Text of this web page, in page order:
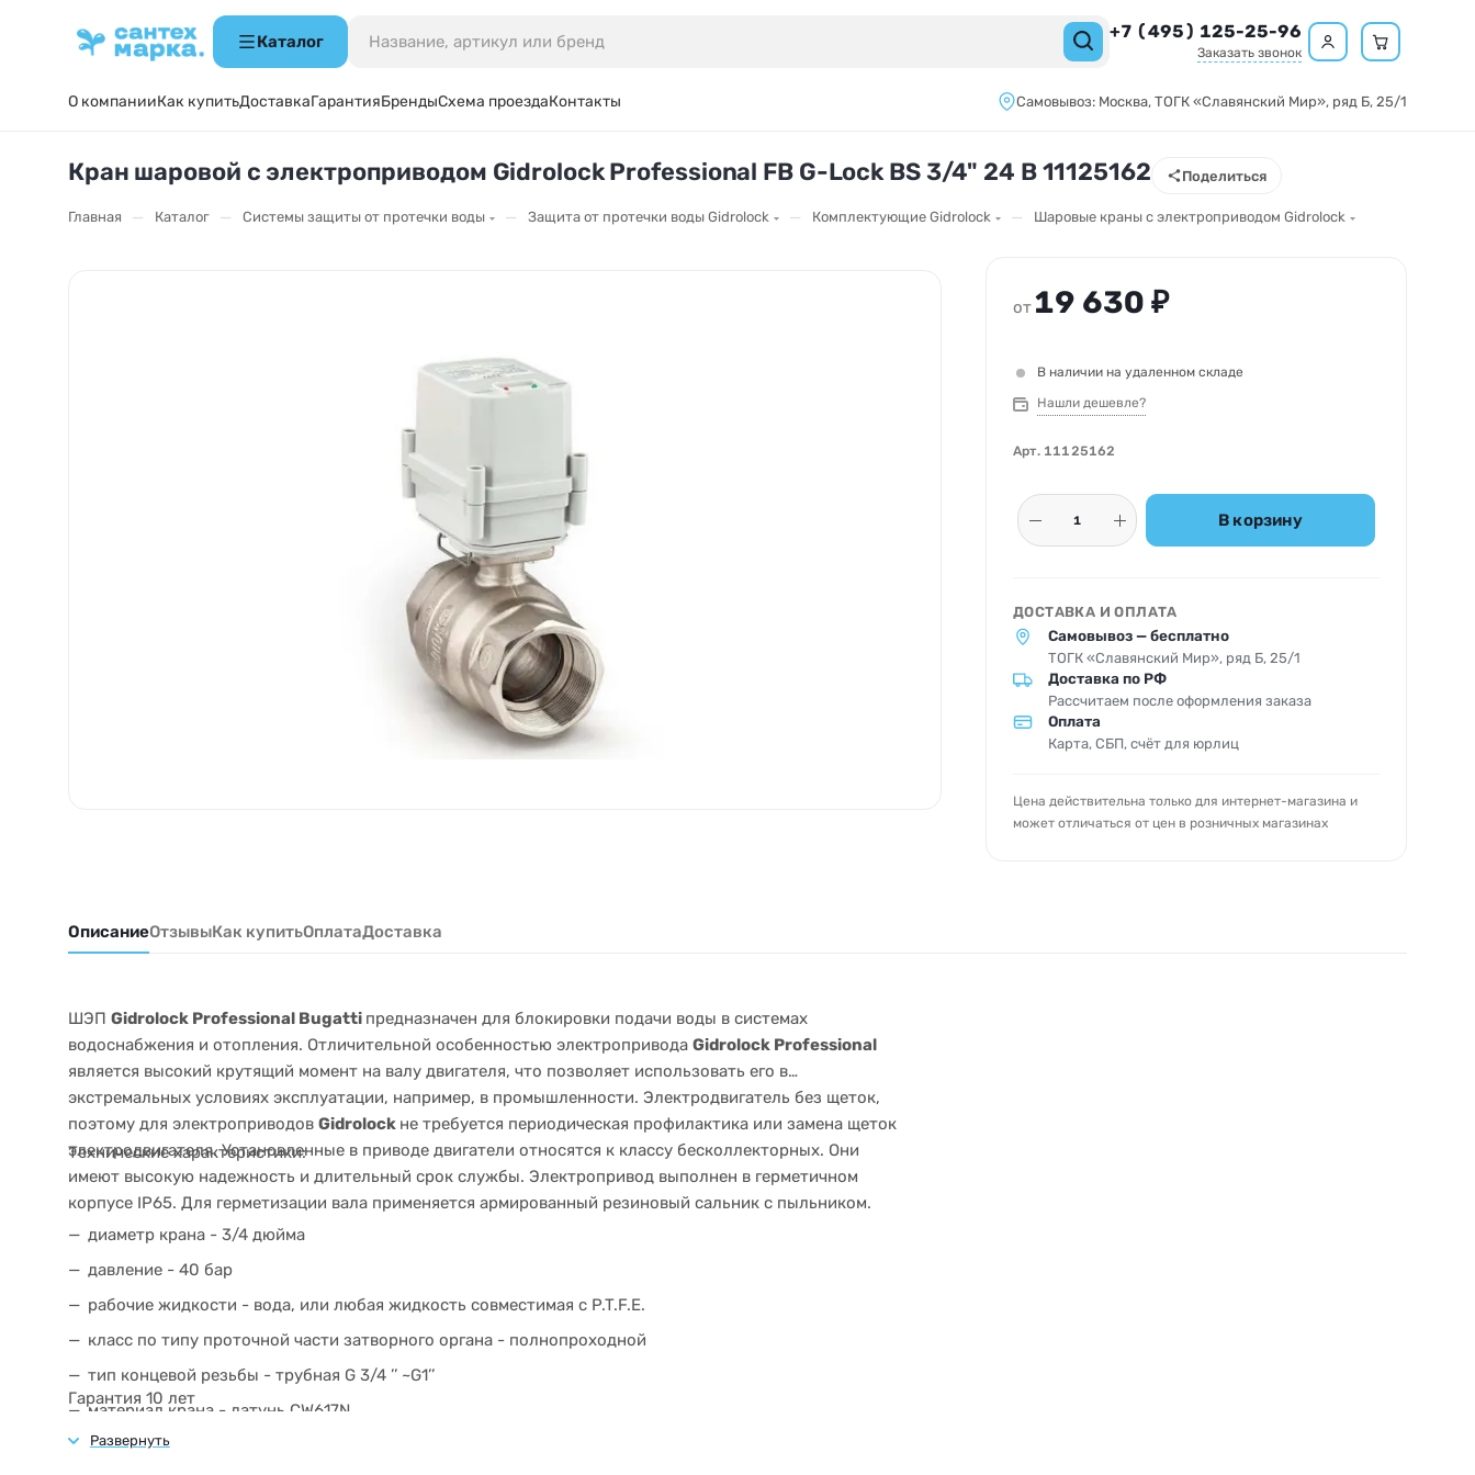
Каталог +7 (495) 125-25-96
Заказать звонок
О компанииКак купитьДоставкаГарантияБрендыСхема проездаКонтакты Самовывоз: Москва, ТОГК «Славянский Мир», ряд Б, 25/1
Поделиться
Кран шаровой с электроприводом Gidrolock Professional FB G-Lock BS 3/4" 24 В 11125162
Главная — Каталог — Системы защиты от протечки воды — Защита от протечки воды Gidrolock — Комплектующие Gidrolock — Шаровые краны с электроприводом Gidrolock
ОписаниеОтзывыКак купитьОплатаДоставка
ШЭП Gidrolock Professional Bugatti предназначен для блокировки подачи воды в системах
водоснабжения и отопления. Отличительной особенностью электропривода Gidrolock Professional
является высокий крутящий момент на валу двигателя, что позволяет использовать его в
экстремальных условиях эксплуатации, например, в промышленности. Электродвигатель без щеток,
поэтому для электроприводов Gidrolock не требуется периодическая профилактика или замена щеток
электродвигателя. Установленные в приводе двигатели относятся к классу бесколлекторных. Они
имеют высокую надежность и длительный срок службы. Электропривод выполнен в герметичном
корпусе IP65. Для герметизации вала применяется армированный резиновый сальник с пыльником.
Технические характеристики:
диаметр крана - 3/4 дюйма
давление - 40 бар
рабочие жидкости - вода, или любая жидкость совместимая с P.T.F.E.
класс по типу проточной части затворного органа - полнопроходной
тип концевой резьбы - трубная G 3/4 ’’ ~G1’’
материал крана - латунь CW617N
материал шестеренок электропривода - сталь
Гарантия 10 лет
от19 630 ₽
В наличии на удаленном складе
Нашли дешевле?
Арт. 11125162
В корзину
Цена действительна только для интернет-магазина и
может отличаться от цен в розничных магазинах
ДОСТАВКА И ОПЛАТА
Самовывоз — бесплатно
ТОГК «Славянский Мир», ряд Б, 25/1
Доставка по РФ
Рассчитаем после оформления заказа
Оплата
Карта, СБП, счёт для юрлиц